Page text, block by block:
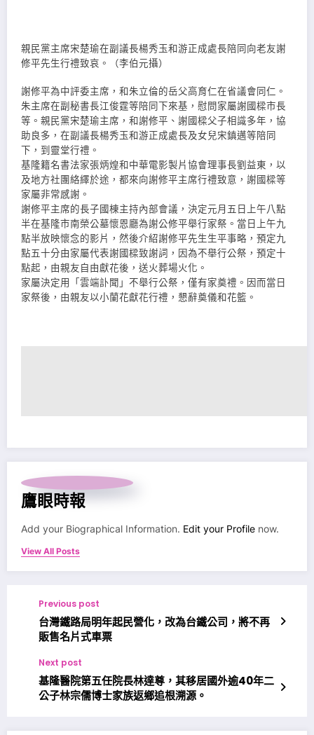
親民黨主席宋楚瑜在副議長楊秀玉和游正成處長陪同向老友謝
修平先生行禮致哀。（李伯元攝）
謝修平為中評委主席，和朱立倫的岳父高育仁在省議會同仁。
朱主席在副秘書長江俊霆等陪同下來基，慰問家屬謝國樑市長
等。親民黨宋楚瑜主席，和謝修平、謝國樑父子相識多年，協
助良多，在副議長楊秀玉和游正成處長及女兒宋鎮邁等陪同
下，到靈堂行禮。
基隆籍名書法家張炳煌和中華電影製片協會理事長劉益東，以
及地方社團絡繹於途，都來向謝修平主席行禮致意，謝國樑等
家屬非常感謝。
謝修平主席的長子國棟主持內部會議，決定元月五日上午八點
半在基隆市南榮公墓懷恩廳為謝公修平舉行家祭。當日上午九
點半放映懷念的影片，然後介紹謝修平先生生平事略，預定九
點五十分由家屬代表謝國樑致謝詞，因為不舉行公祭，預定十
點起，由親友自由獻花後，送火葬場火化。
家屬決定用「雲端訃聞」不舉行公祭，僅有家奠禮。因而當日
家祭後，由親友以小蘭花獻花行禮，懇辭奠儀和花籃。
鷹眼時報
Add your Biographical Information. Edit your Profile now.
View All Posts
Previous post
台灣鐵路局明年起民營化，改為台鐵公司，將不再
販售名片式車票
Next post
基隆醫院第五任院長林達尊，其移居國外逾40年二
公子林宗儒博士家族返鄉追根溯源。